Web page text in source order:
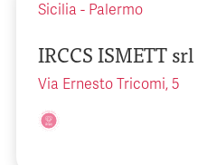
Sicilia - Palermo
IRCCS ISMETT srl
Via Ernesto Tricomi, 5